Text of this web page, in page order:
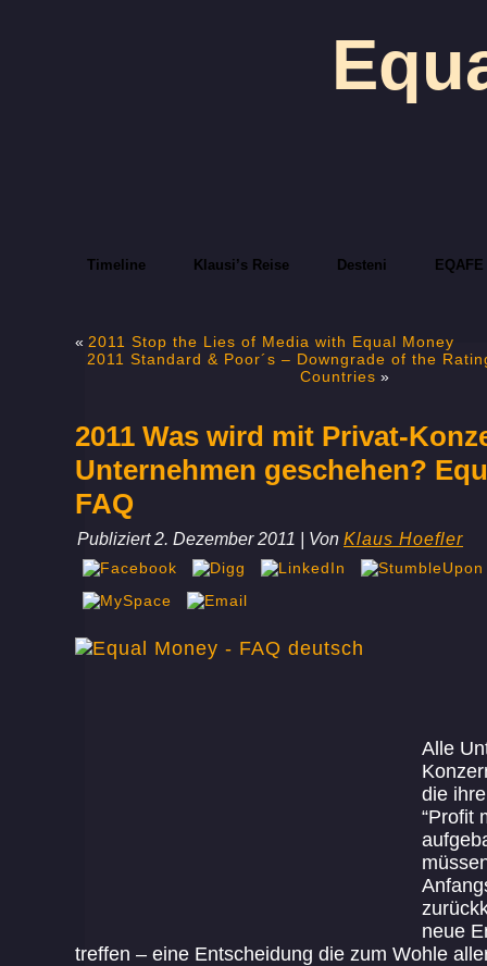
Timeline Klausi’s Reise Desteni EQAFE
« 2011 Stop the Lies of Media with Equal Money
2011 Standard & Poor´s – Downgrade of the
Countries »
2011 Was wird mit Privat-
Unternehmen geschehen?
FAQ
Publiziert 2. Dezember 2011 Von Klaus Hoefler
Alle
die
“Profit
neue
treffen – eine Entscheidung die zum Wohle